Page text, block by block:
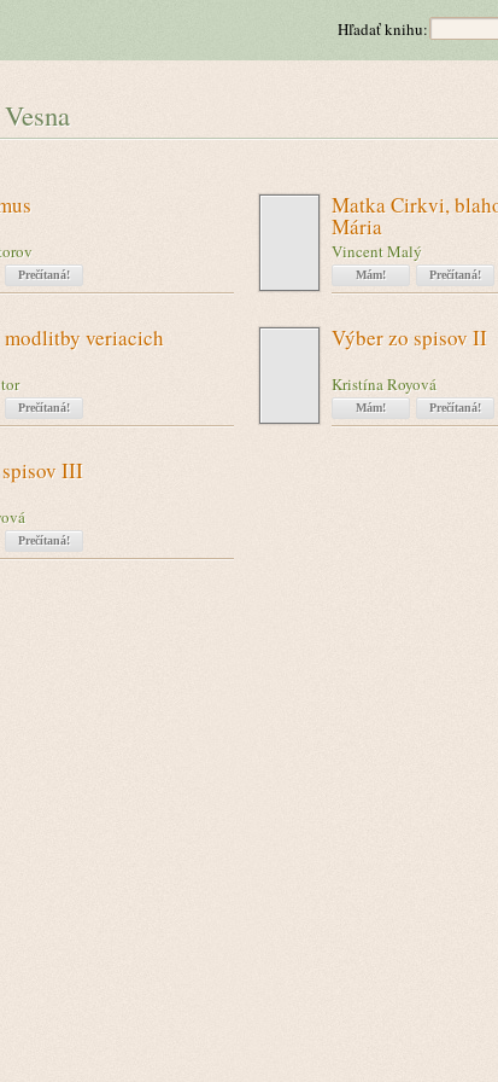
Hľadať knihu:
Prečítaná!
Matka Cirkvi,
Mária
Vincent Malý
Mám! Prečítaná!
modlitby veriacich
Prečítaná!
Výber zo spisov II
Kristína Royová
Mám! Prečítaná!
III
Prečítaná!